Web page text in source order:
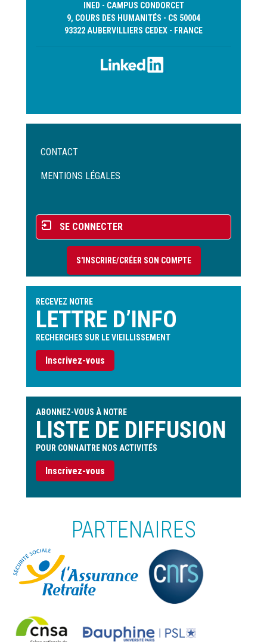
INED - CAMPUS CONDORCET
9, COURS DES HUMANITÉS - CS 50004
93322 AUBERVILLIERS CEDEX - FRANCE
Menu
de
CONTACT
MENTIONS LÉGALES
Menu
du
compte
l'utilisateur
SE CONNECTER
S'INSCRIRE/CRÉER SON COMPTE
RECEVEZ NOTRE
LETTRE D’INFO
RECHERCHES SUR LE VIEILLISSEMENT
Inscrivez-vous
ABONNEZ-VOUS À NOTRE
LISTE DE DIFFUSION
POUR CONNAITRE NOS ACTIVITÉS
Inscrivez-vous
PARTENAIRES